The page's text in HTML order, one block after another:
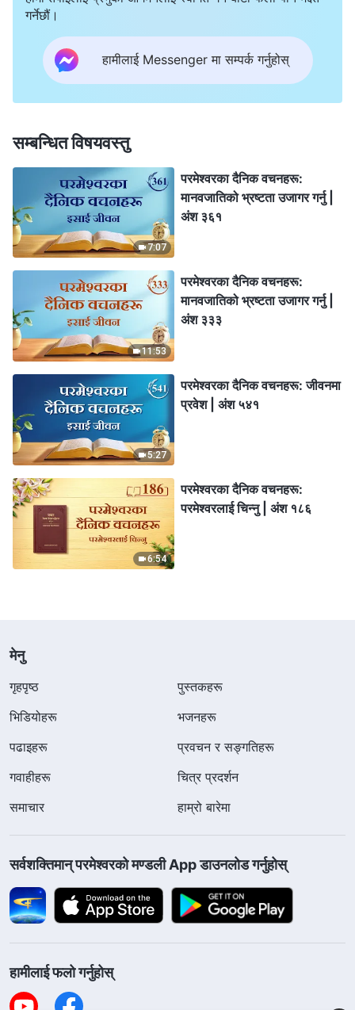
गर्नेछौं।
हामीलाई Messenger मा सम्पर्क गर्नुहोस्
सम्बन्धित विषयवस्तु
7:07
परमेश्‍वरका दैनिक वचनहरू:
मानवजातिको भ्रष्टता उजागर गर्नु |
अंश ३६१
11:53
परमेश्‍वरका दैनिक वचनहरू:
मानवजातिको भ्रष्टता उजागर गर्नु |
अंश ३३३
5:27
परमेश्‍वरका दैनिक वचनहरू: जीवनमा
प्रवेश | अंश ५४१
6:54
परमेश्‍वरका दैनिक वचनहरू:
परमेश्‍वरलाई चिन्‍नु | अंश १८६
मेनु
गृहपृष्ठ
पुस्तकहरू
भिडियोहरू
भजनहरू
पढाइहरू
प्रवचन र सङ्गतिहरू
गवाहीहरू
चित्र प्रदर्शन
समाचार
हाम्रो बारेमा
सर्वशक्तिमान्‌ परमेश्‍वरको मण्डली App डाउनलोड गर्नुहोस्
हामीलाई फलो गर्नुहोस्